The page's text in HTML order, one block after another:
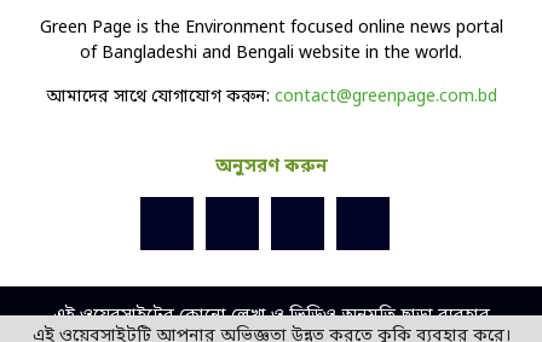
Green Page is the Environment focused online news portal
of Bangladeshi and Bengali website in the world.
আমাদের সাথে যোগাযোগ করুন: contact@greenpage.com.bd
অনুসরণ করুন
এই ওয়েবসাইটের কোনো লেখা ও ভিডিও অনুমতি ছাড়া ব্যবহার
এই ওয়েবসাইটটি আপনার অভিজ্ঞতা উন্নত করতে কুকি ব্যবহার করে।